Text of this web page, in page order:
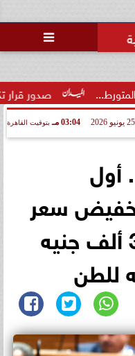

صدور قرار تكليف
03:04 مـ بتوقيت القاهرة
أول
سعر
السماد الحر من 30 ألف جنيه